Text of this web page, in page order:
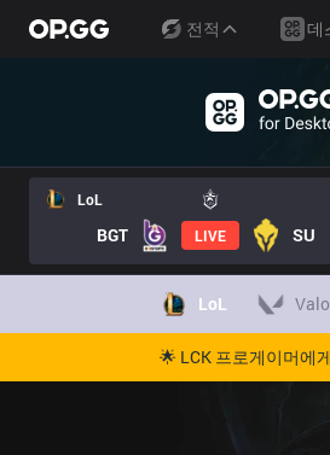
전적 데
LoL
BGT LIVE SU
LoL
🌟 LCK 프로게이머에